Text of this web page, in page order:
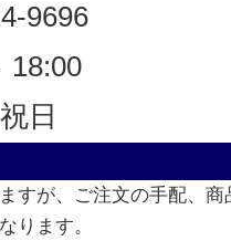
9696
18:00
日
すが、ご注文の手配、商
ります。